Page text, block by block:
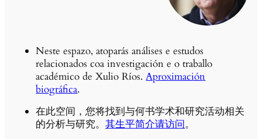
Neste espazo, atoparás análises e estudos
relacionados coa investigación e o traballo
académico de Xulio Ríos.Aproximación
biográfica.
在此空间，您将找到与何书学术和研究活动相关
的分析与研究。其生平简介请访问。